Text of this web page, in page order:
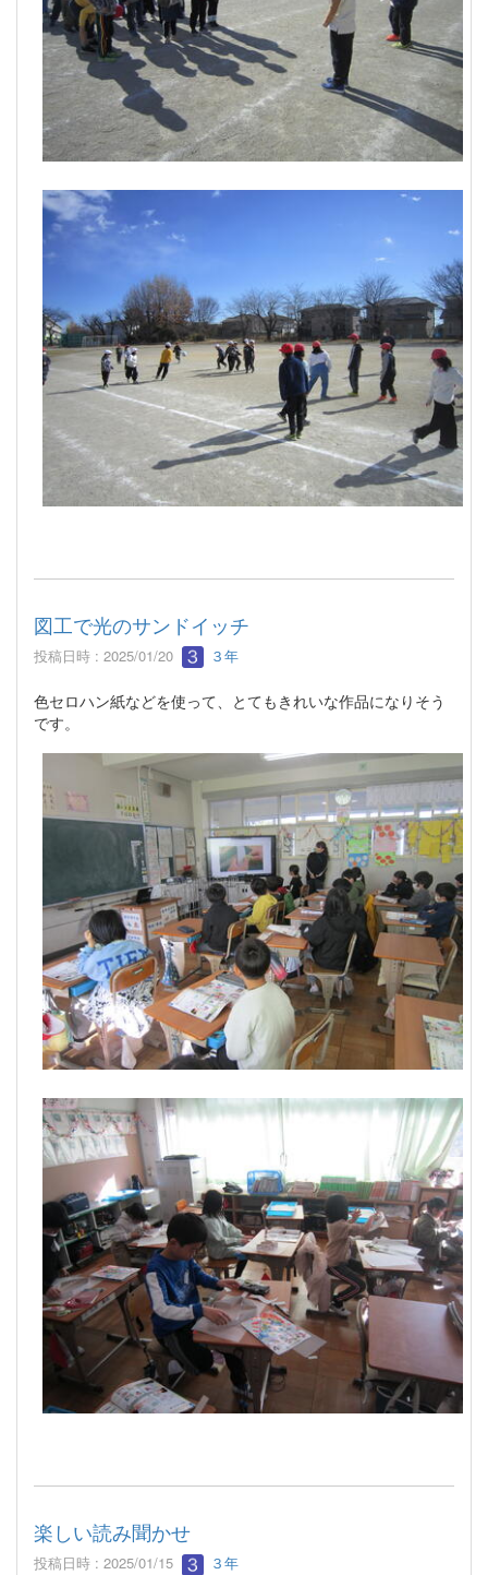
図工で光のサンドイッチ
投稿日時 : 2025/01/20 ３年
色セロハン紙などを使って、とてもきれいな作品になりそう
です。
楽しい読み聞かせ
投稿日時 : 2025/01/15 ３年